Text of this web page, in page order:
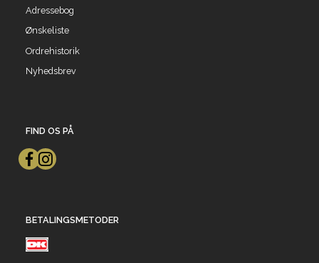
Adressebog
Ønskeliste
Ordrehistorik
Nyhedsbrev
FIND OS PÅ
BETALINGSMETODER